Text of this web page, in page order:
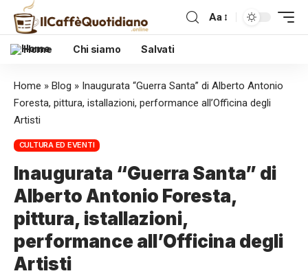
Aa
Home Chi siamo Salvati
Home » Blog » Inaugurata “Guerra Santa” di Alberto Antonio
Foresta, pittura, istallazioni, performance all’Officina degli
Artisti
CULTURA ED EVENTI
Inaugurata “Guerra Santa” di
Alberto Antonio Foresta,
pittura, istallazioni,
performance all’Officina degli
Artisti